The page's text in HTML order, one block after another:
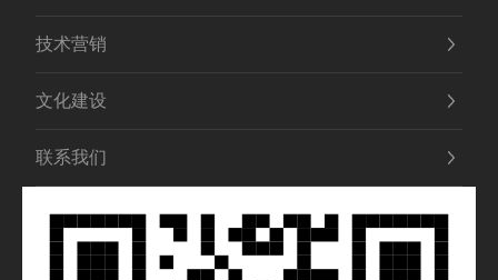
技术营销
文化建设
联系我们